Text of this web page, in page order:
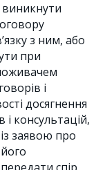
виникнути
з ним, або
при
і
досягнення
і консультацій,
заявою про